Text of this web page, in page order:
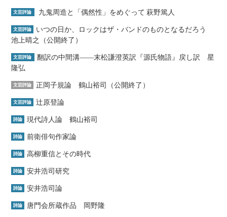
文芸評論 九鬼周造と「偶然性」をめぐって 萩野篤人
文芸評論
いつの日か、ロックはザ・バンドのものとなるだろう
池上晴之（公開終了）
文芸評論
翻訳の中間溝――末松謙澄英訳『源氏物語』戻し訳 星
隆弘
文芸評論 正岡子規論 鶴山裕司（公開終了）
文芸評論 辻原登論
詩論 現代詩人論 鶴山裕司
詩論 前衛俳句作家論
詩論 高柳重信とその時代
詩論 安井浩司研究
詩論 安井浩司論
詩論 唐門会所蔵作品 岡野隆